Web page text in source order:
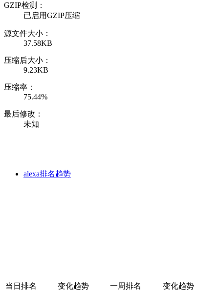
GZIP检测：
已启用GZIP压缩
源文件大小：
37.58KB
压缩后大小：
9.23KB
压缩率：
75.44%
最后修改：
未知
alexa排名趋势
当日排名 变化趋势 一周排名
变化趋势